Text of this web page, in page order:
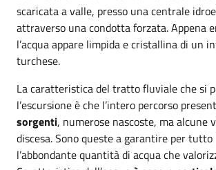
scaricata a valle, presso una centrale
attraverso una condotta forzata. Appena
l’acqua appare limpida e cristallina di un
turchese.
La caratteristica del tratto fluviale che si
l’escursione è che l’intero percorso
sorgenti, numerose nascoste, ma alcune
discesa. Sono queste a garantire per tutto
l’abbondante quantità di acqua che